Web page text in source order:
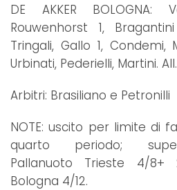
DE AKKER BOLOGNA:
Rouwenhorst 1,
Tringali, Gallo 1, Condemi,
Urbinati, Pederielli, Martini.
Arbitri: Brasiliano e Petronilli
NOTE: uscito per limite di
quarto periodo;
Pallanuoto Trieste 4/
Bologna 4/12.